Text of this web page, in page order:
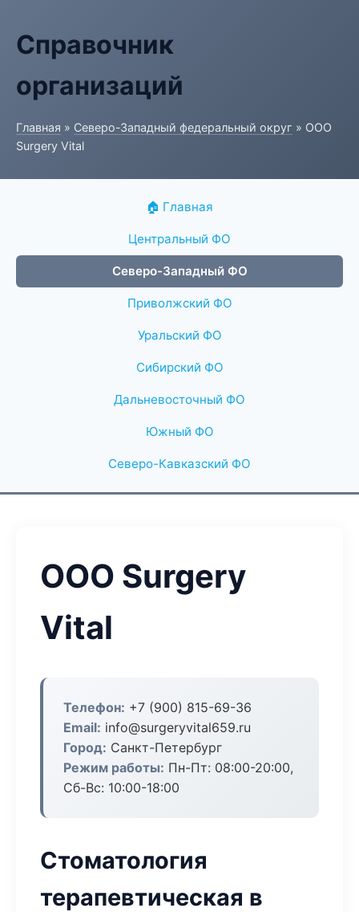
Справочник
организаций
Главная » Северо-Западный федеральный округ » ООО
Surgery Vital
🏠 Главная
Центральный ФО
Северо-Западный ФО
Приволжский ФО
Уральский ФО
Сибирский ФО
Дальневосточный ФО
Южный ФО
Северо-Кавказский ФО
ООО Surgery
Vital
Телефон: +7 (900) 815-69-36
Email: info@surgeryvital659.ru
Город: Санкт-Петербург
Режим работы: Пн-Пт: 08:00-20:00,
Сб-Вс: 10:00-18:00
Стоматология
терапевтическая в